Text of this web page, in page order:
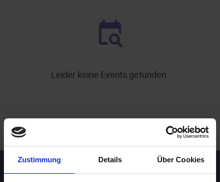
Zustimmung Details Über Cookies
Leider keine Events gefunden.
WEITERE EVENTS IN BRAUNSCHWEIG .
Speed-Dating Events